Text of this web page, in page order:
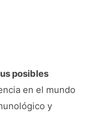
posibles
en el mundo
y